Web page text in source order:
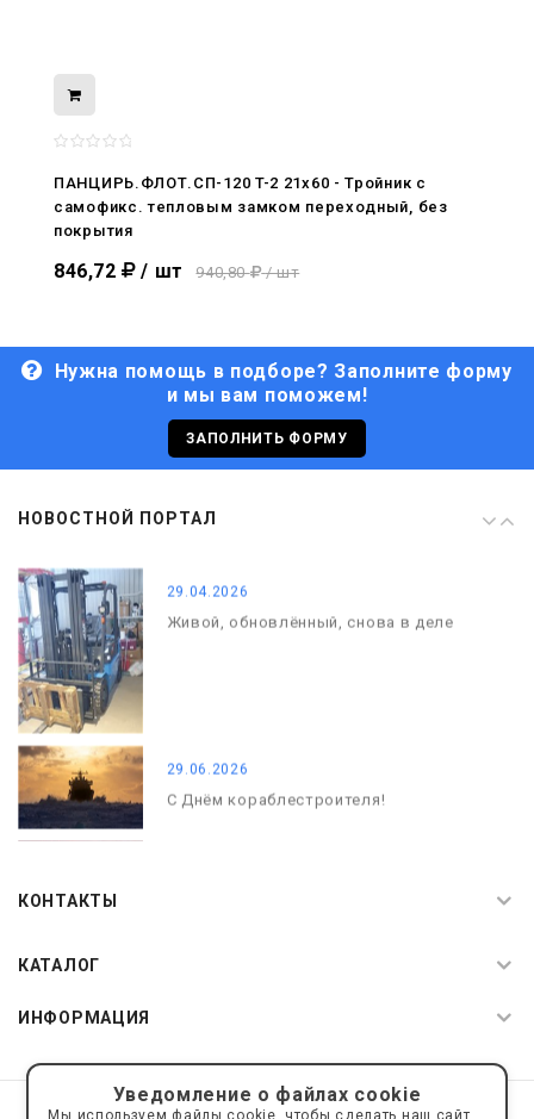
ПАНЦИРЬ.ФЛОТ.СП-120 T-2 21x60 - Тройник c
самофикс. тепловым замком переходный, без
покрытия
846,72 / шт 940,80 / шт
Нужна помощь в подборе? Заполните форму
и мы вам поможем!
ЗАПОЛНИТЬ ФОРМУ
НОВОСТНОЙ ПОРТАЛ
нами
29.06.2026
С Днём кораблестроителя!
С Днём Победы. Память, которая с
29.04.2026
Живой, обновлённый, снова в деле
29.06.2026
С Днём кораблестроителя!
КОНТАКТЫ
КАТАЛОГ
ИНФОРМАЦИЯ
© 2019—2026 Интернет пространство АкваРос sale@a-ros.ru
Уведомление о файлах cookie
Мы используем файлы cookie, чтобы сделать наш сайт